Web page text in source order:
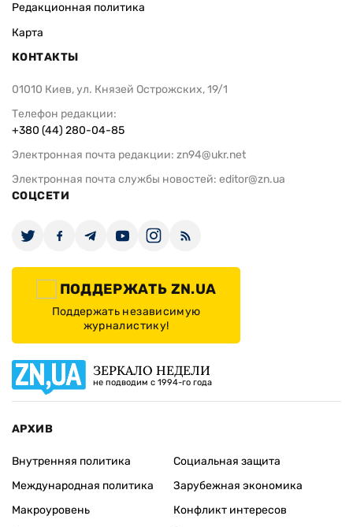
Редакционная политика
Карта
КОНТАКТЫ
01010 Киев, ул. Князей Острожских, 19/1
Телефон редакции:
+380 (44) 280-04-85
Электронная почта редакции: zn94@ukr.net
Электронная почта службы новостей: editor@zn.ua
СОЦСЕТИ
ПОДДЕРЖАТЬ ZN.UA
Поддержать независимую
журналистику!
ЗЕРКАЛО НЕДЕЛИ
не подводим с 1994-го года
АРХИВ
Внутренняя политика
Международная политика
Макроуровень
Социальная защита
Зарубежная экономика
Конфликт интересов